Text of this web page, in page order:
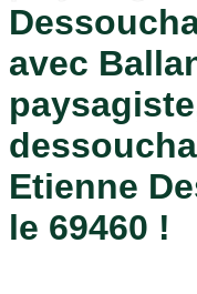
avec
Etienne
le 69460 !